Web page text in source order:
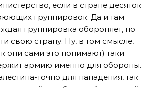
если в стране десяток
группировок. Да и там
группировка обороняет, по
свою страну. Ну, в том смысле,
они сами это понимают) таки
армию именно для обороны.
точно для нападения, так